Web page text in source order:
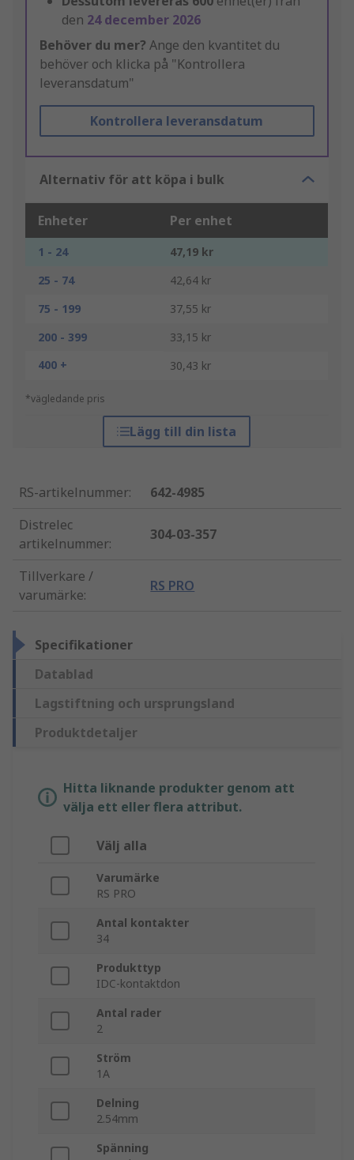
den 24 december 2026
Behöver du mer? Ange den kvantitet du
behöver och klicka på "Kontrollera
leveransdatum"
Kontrollera leveransdatum
Alternativ för att köpa i bulk
Enheter Per enhet
1 - 24
47,19 kr
25 - 74
42,64 kr
75 - 199
37,55 kr
200 - 399
33,15 kr
400 +
30,43 kr
*vägledande pris
Lägg till din lista
RS-artikelnummer:
642-4985
Distrelec
artikelnummer:
304-03-357
Tillverkare /
varumärke:
RS PRO
Specifikationer
Datablad
Lagstiftning och ursprungsland
Produktdetaljer
Hitta liknande produkter genom att
välja ett eller flera attribut.
Välj alla
Varumärke
RS PRO
Antal kontakter
34
Produkttyp
IDC-kontaktdon
Antal rader
2
Ström
1A
Delning
2.54mm
Spänning